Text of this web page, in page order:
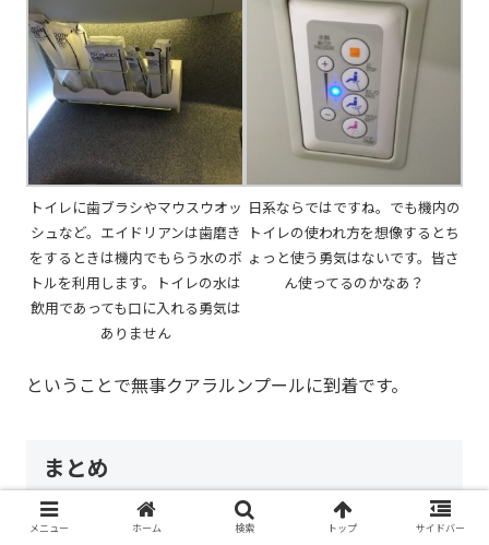
トイレに歯ブラシやマウスウオッ
シュなど。エイドリアンは歯磨き
をするときは機内でもらう水のボ
トルを利用します。トイレの水は
飲用であっても口に入れる勇気は
ありません
日系ならではですね。でも機内の
トイレの使われ方を想像するとち
ょっと使う勇気はないです。皆さ
ん使ってるのかなあ？
ということで無事クアラルンプールに到着です。
まとめ
今回の記事では、
メニュー ホーム 検索 トップ サイドバー